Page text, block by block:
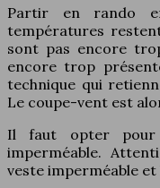
Partir en rando
températures
sont pas encore
encore trop
technique qui
Le coupe-vent est
Il faut opter pour
imperméable.
veste imperméable